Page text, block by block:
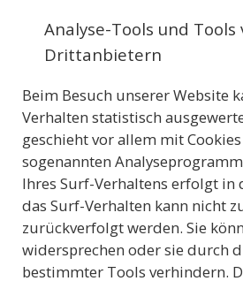
Analyse-Tools und Tools
Drittanbietern
Beim Besuch unserer Website
Verhalten statistisch
geschieht vor allem mit
sogenannten
Ihres Surf-Verhaltens erfolgt in
das Surf-Verhalten kann nicht
zurückverfolgt werden. Sie
widersprechen oder sie durch
bestimmter Tools verhindern.